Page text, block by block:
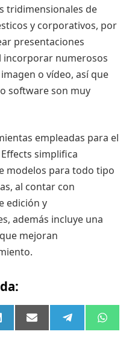
tridimensionales de
y corporativos, por
presentaciones
incorporar numerosos
o vídeo, así que
software son muy
empleadas para el
simplifica
modelos para todo tipo
al contar con
edición y
además incluye una
mejoran
Compartir
en
LinkedInCompartir
en
Email Compartir
en
Telegram
en